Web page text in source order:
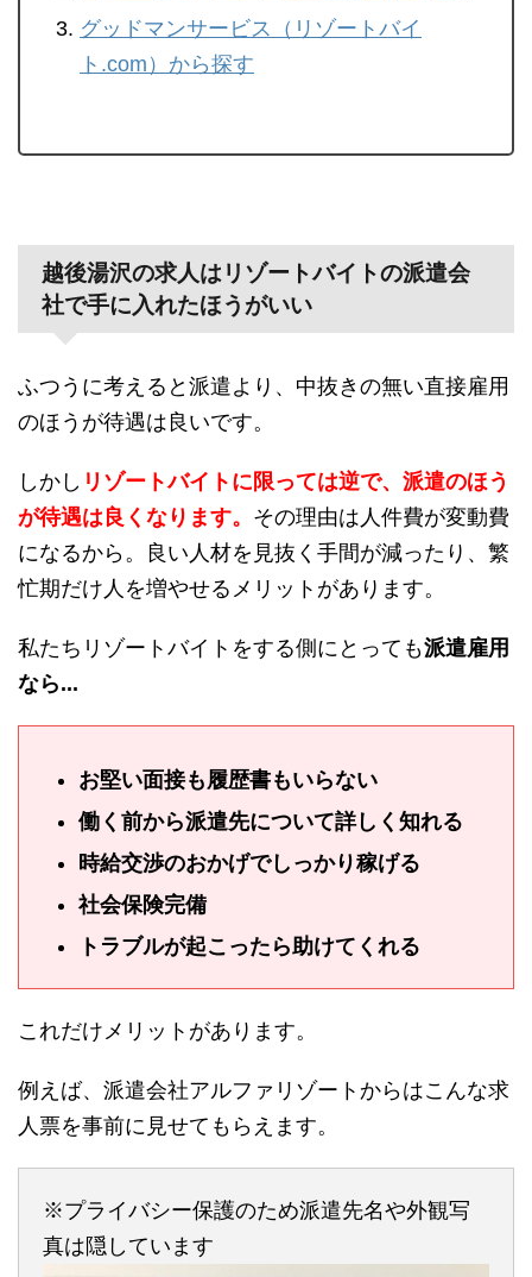
グッドマンサービス（リゾートバイ
ト.com）から探す
越後湯沢の求人はリゾートバイトの派遣会
社で手に入れたほうがいい
ふつうに考えると派遣より、中抜きの無い直接雇用
のほうが待遇は良いです。
しかし リゾートバイトに限っては逆で、派遣のほう
が待遇は良くなります。 その理由は人件費が変動費
になるから。良い人材を見抜く手間が減ったり、繁
忙期だけ人を増やせるメリットがあります。
私たちリゾートバイトをする側にとっても派遣雇用
なら...
お堅い面接も履歴書もいらない
働く前から派遣先について詳しく知れる
時給交渉のおかげでしっかり稼げる
社会保険完備
トラブルが起こったら助けてくれる
これだけメリットがあります。
例えば、派遣会社アルファリゾートからはこんな求
人票を事前に見せてもらえます。
※プライバシー保護のため派遣先名や外観写
真は隠しています